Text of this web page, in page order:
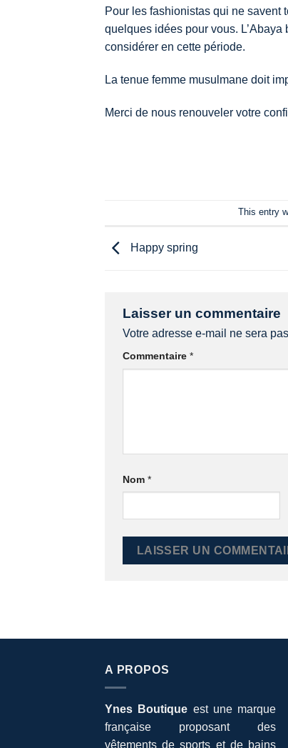
Pour les fashionistas qui ne savent
quelques idées pour vous.
considérer en cette période.
La tenue femme musulmane doit
Merci de nous renouveler votre
This entry
Happy spring
Laisser un commentaire
Votre adresse e-mail ne sera
Commentaire *
Nom *
A PROPOS
Ynes Boutique est une marque
française proposant des
vêtements de sports et de bains